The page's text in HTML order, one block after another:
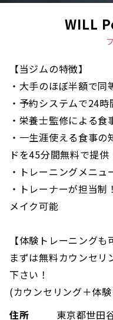
WILL
【当ジムの特徴】
・大手のほぼ半額で同
・予約システムで24
・栄養士監修による食
・一生涯使える食事
ドを45分間無料で提供
・トレーニングメニ
・トレーナーが担当
メイク可能
【体験トレーニングも
まずは無料カウンセリ
下さい！
(カウンセリング＋体
住所
東京都世田